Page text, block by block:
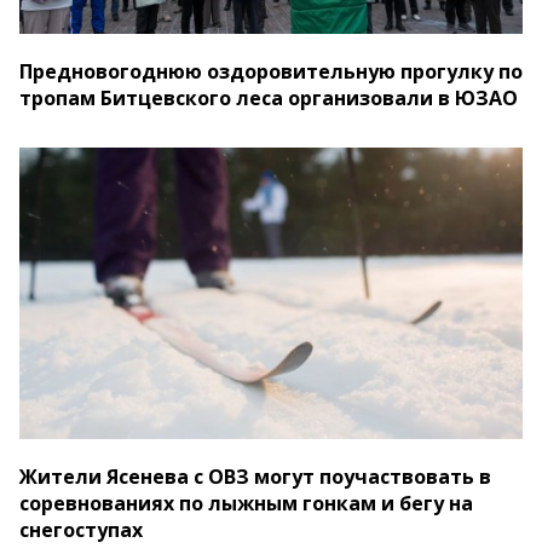
Предновогоднюю оздоровительную прогулку по
тропам Битцевского леса организовали в ЮЗАО
Жители Ясенева с ОВЗ могут поучаствовать в
соревнованиях по лыжным гонкам и бегу на
снегоступах